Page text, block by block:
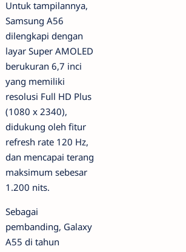
Untuk tampilannya,
Samsung A56
dilengkapi dengan
layar Super AMOLED
berukuran 6,7 inci
yang memiliki
resolusi Full HD Plus
(1080 x 2340),
didukung oleh fitur
refresh rate 120 Hz,
dan mencapai terang
maksimum sebesar
1.200 nits.
Sebagai
pembanding, Galaxy
A55 di tahun